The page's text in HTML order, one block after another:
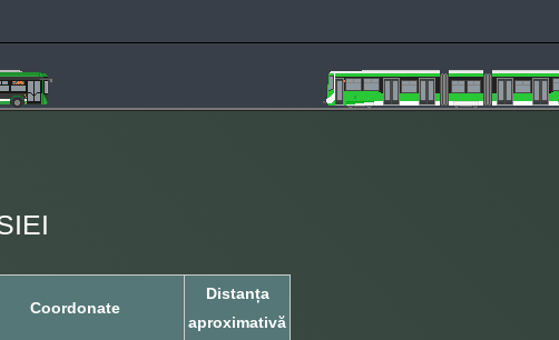
Coordonate
Distanța
aproximativă